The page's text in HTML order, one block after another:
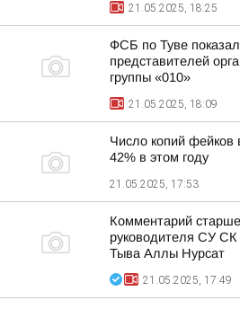
21.05.2025, 18:25
ФСБ по Туве
представителей
группы «010»
21.05.2025, 18:09
Число копий фейков
42% в этом году
21.05.2025, 17:53
Комментарий
руководителя СУ СК
Тыва Аллы Нурсат
21.05.2025, 17:49